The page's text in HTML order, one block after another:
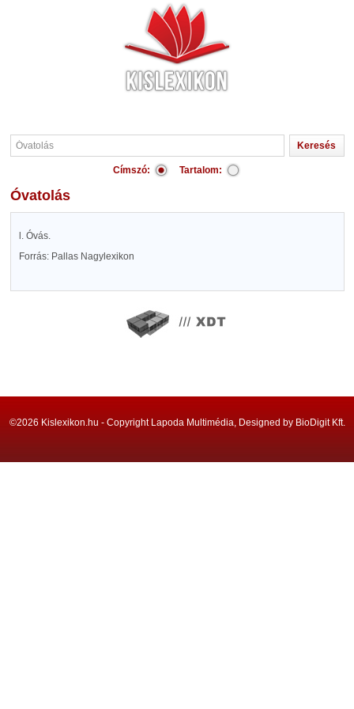
Címszó: Tartalom:
Óvatolás
l. Óvás.
Forrás: Pallas Nagylexikon
©2026 Kislexikon.hu - Copyright Lapoda Multimédia, Designed by BioDigit Kft.